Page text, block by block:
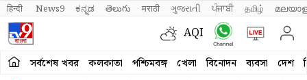
हिन्दी News9 ಕನ್ನಡ తెలుగు मराठी ગુજરાતી ਪੰਜਾਬੀ தமிழ்
AQI
সর্বশেষ খবর কলকাতা পশ্চিমবঙ্গ খেলা বিনোদন ব্যবসা দেশ